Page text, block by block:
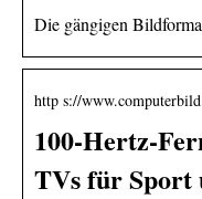
Die gängigen
http s://
100-Hertz-
TVs für Sport